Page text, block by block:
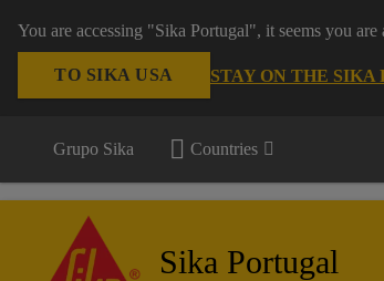
You are accessing "Sika Portugal", it seems you
TO SIKA USA STAY ON THE SIKA
Grupo Sika Countries
Sika Portugal